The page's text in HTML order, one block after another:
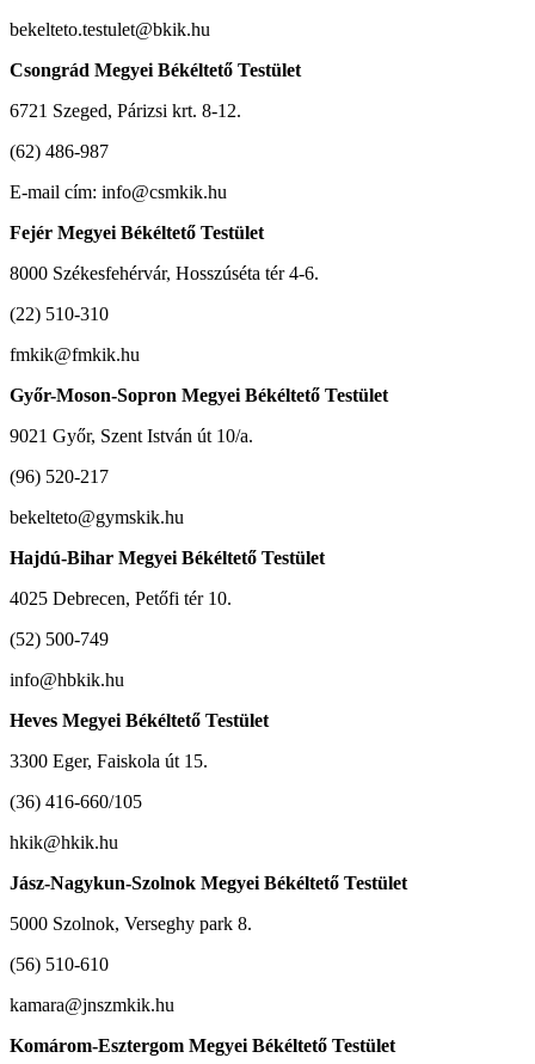
bekelteto.testulet@bkik.hu
Csongrád Megyei Békéltető Testület
6721 Szeged, Párizsi krt. 8-12.
(62) 486-987
E-mail cím: info@csmkik.hu
Fejér Megyei Békéltető Testület
8000 Székesfehérvár, Hosszúséta tér 4-6.
(22) 510-310
fmkik@fmkik.hu
Győr-Moson-Sopron Megyei Békéltető Testület
9021 Győr, Szent István út 10/a.
(96) 520-217
bekelteto@gymskik.hu
Hajdú-Bihar Megyei Békéltető Testület
4025 Debrecen, Petőfi tér 10.
(52) 500-749
info@hbkik.hu
Heves Megyei Békéltető Testület
3300 Eger, Faiskola út 15.
(36) 416-660/105
hkik@hkik.hu
Jász-Nagykun-Szolnok Megyei Békéltető Testület
5000 Szolnok, Verseghy park 8.
(56) 510-610
kamara@jnszmkik.hu
Komárom-Esztergom Megyei Békéltető Testület